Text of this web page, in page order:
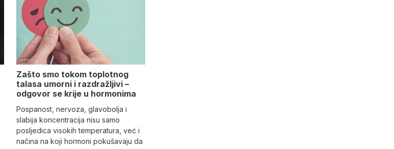
Zašto smo tokom toplotnog
talasa umorni i razdražljivi –
odgovor se krije u hormonima
Pospanost, nervoza, glavobolja i
slabija koncentracija nisu samo
posljedica visokih temperatura, već i
načina na koji hormoni pokušavaju da